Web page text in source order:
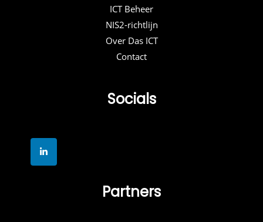
ICT Beheer
NIS2-richtlijn
Over Das ICT
Contact
Socials
Partners